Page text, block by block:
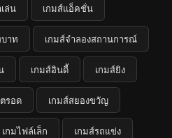
ล่น เกมส์แอ็คชั่น
าท เกมส์จำลองสถานการณ์
เกมส์อินดี้ เกมส์ยิง
รอด เกมส์สยองขวัญ
เกมไฟล์เล็ก เกมส์รถแข่ง